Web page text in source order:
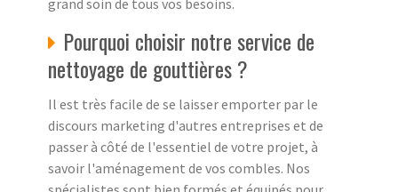
grand soin de tous vos besoins.
Pourquoi choisir notre service de
nettoyage de gouttières ?
Il est très facile de se laisser emporter par le
discours marketing d'autres entreprises et de
passer à côté de l'essentiel de votre projet, à
savoir l'aménagement de vos combles. Nos